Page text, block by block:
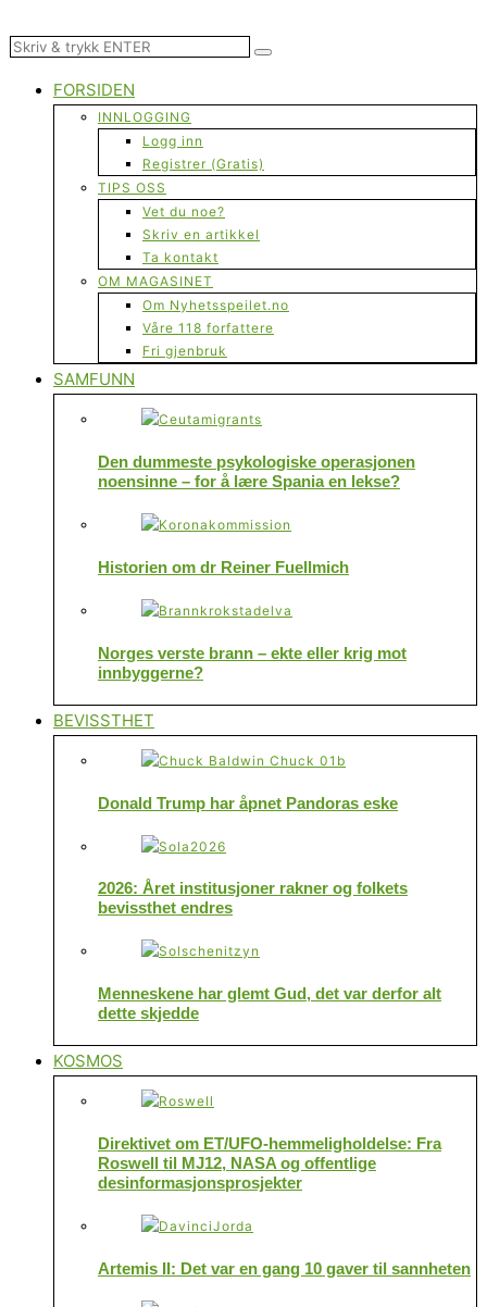
FORSIDEN
INNLOGGING
Logg inn
Registrer (Gratis)
TIPS OSS
Vet du noe?
Skriv en artikkel
Ta kontakt
OM MAGASINET
Om Nyhetsspeilet.no
Våre 118 forfattere
Fri gjenbruk
SAMFUNN
Den dummeste psykologiske operasjonen
noensinne – for å lære Spania en lekse?
Historien om dr Reiner Fuellmich
Norges verste brann – ekte eller krig mot
innbyggerne?
BEVISSTHET
Donald Trump har åpnet Pandoras eske
2026: Året institusjoner rakner og folkets
bevissthet endres
Menneskene har glemt Gud, det var derfor alt
dette skjedde
KOSMOS
Direktivet om ET/UFO-hemmeligholdelse: Fra
Roswell til MJ12, NASA og offentlige
desinformasjonsprosjekter
Artemis II: Det var en gang 10 gaver til sannheten